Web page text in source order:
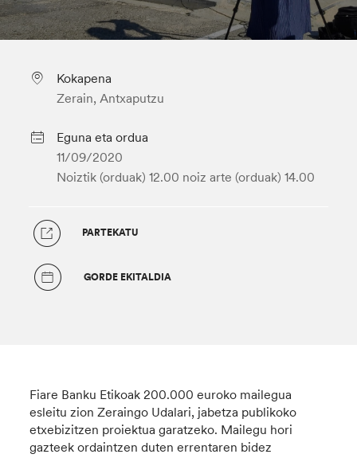
Kokapena
Zerain, Antxaputzu
Eguna eta ordua
11/09/2020
Noiztik (orduak) 12.00 noiz arte (orduak) 14.00
PARTEKATU
GORDE EKITALDIA
Fiare Banku Etikoak 200.000 euroko mailegua
esleitu zion Zeraingo Udalari, jabetza publikoko
etxebizitzen proiektua garatzeko. Mailegu hori
gazteek ordaintzen duten errentaren bidez